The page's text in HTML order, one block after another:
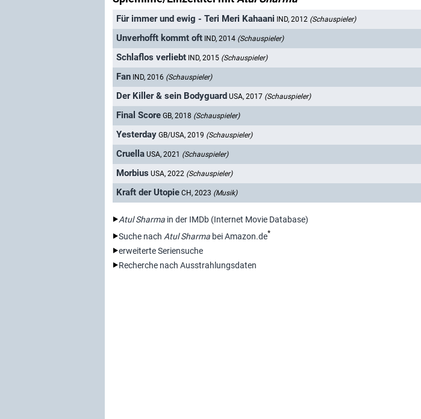
Für immer und ewig - Teri Meri Kahaani IND, 2012 (Schauspieler)
Unverhofft kommt oft IND, 2014 (Schauspieler)
Schlaflos verliebt IND, 2015 (Schauspieler)
Fan IND, 2016 (Schauspieler)
Der Killer & sein Bodyguard USA, 2017 (Schauspieler)
Final Score GB, 2018 (Schauspieler)
Yesterday GB/USA, 2019 (Schauspieler)
Cruella USA, 2021 (Schauspieler)
Morbius USA, 2022 (Schauspieler)
Kraft der Utopie CH, 2023 (Musik)
Atul Sharma in der IMDb (Internet Movie Database)
Suche nach Atul Sharma bei Amazon.de*
erweiterte Seriensuche
Recherche nach Ausstrahlungsdaten